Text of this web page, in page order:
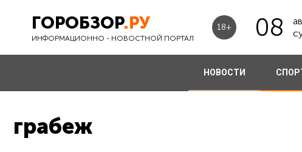
ГОРОБЗОР.РУ
ИНФОРМАЦИОННО - НОВОСТНОЙ ПОРТАЛ
18+ 08
НОВОСТИ
грабеж